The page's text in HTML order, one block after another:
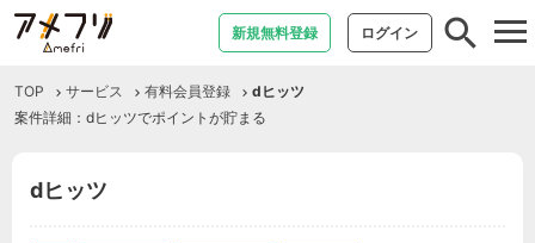
新規無料登録 ログイン
TOP サービス 有料会員登録
dヒッツ
案件詳細：dヒッツでポイントが貯まる
dヒッツ